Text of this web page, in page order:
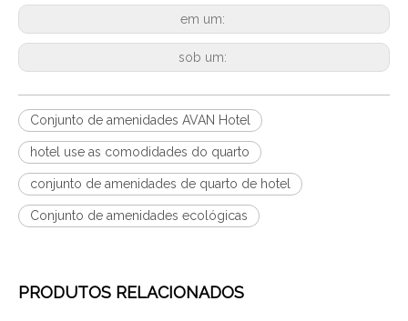
em um:
sob um:
Conjunto de amenidades AVAN Hotel
hotel use as comodidades do quarto
conjunto de amenidades de quarto de hotel
Conjunto de amenidades ecológicas
PRODUTOS RELACIONADOS